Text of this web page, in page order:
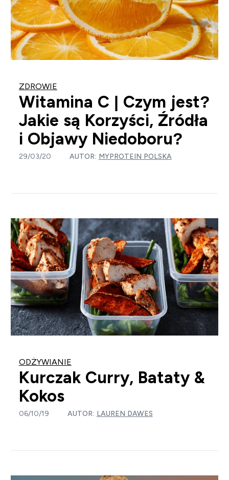
ZDROWIE
Witamina C | Czym jest?
Jakie są Korzyści, Źródła
i Objawy Niedoboru?
29/03/20 AUTOR: MYPROTEIN POLSKA
ODŻYWIANIE
Kurczak Curry, Bataty &
Kokos
06/10/19 AUTOR: LAUREN DAWES